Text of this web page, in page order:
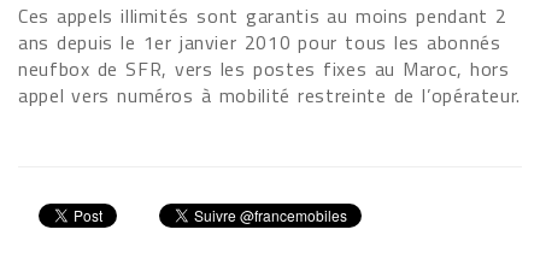
Ces appels illimités sont garantis au moins pendant 2
ans depuis le 1er janvier 2010 pour tous les abonnés
neufbox de SFR, vers les postes fixes au Maroc, hors
appel vers numéros à mobilité restreinte de l’opérateur.